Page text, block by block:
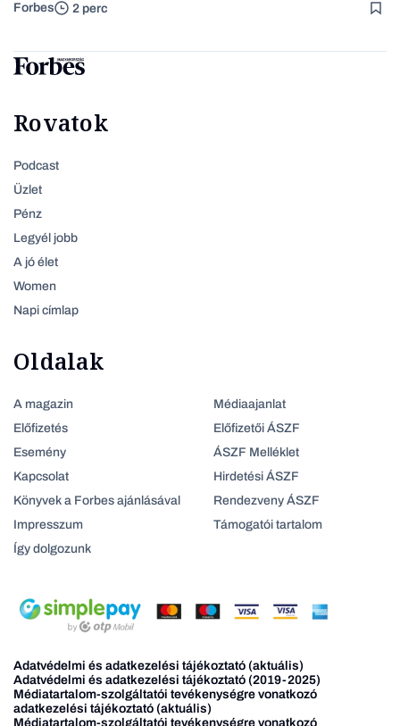
Forbes 2 perc
Rovatok
Podcast
Üzlet
Pénz
Legyél jobb
A jó élet
Women
Napi címlap
Oldalak
A magazin
Előfizetés
Esemény
Kapcsolat
Könyvek a Forbes ajánlásával
Impresszum
Így dolgozunk
Médiaajanlat
Előfizetői ÁSZF
ÁSZF Melléklet
Hirdetési ÁSZF
Rendezveny ÁSZF
Támogatói tartalom
Adatvédelmi és adatkezelési tájékoztató (aktuális)
Adatvédelmi és adatkezelési tájékoztató (2019-2025)
Médiatartalom-szolgáltatói tevékenységre vonatkozó
adatkezelési tájékoztató (aktuális)
Médiatartalom-szolgáltatói tevékenységre vonatkozó